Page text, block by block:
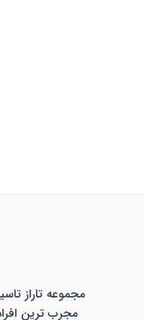
مجموعه تاراز
مجرب ترین